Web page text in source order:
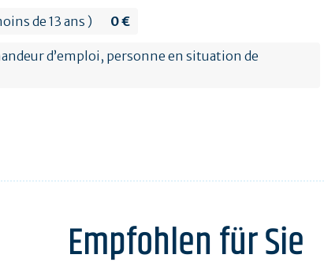
de 13 ans ) 0 €
d’emploi, personne en situation de
Empfohlen für Sie